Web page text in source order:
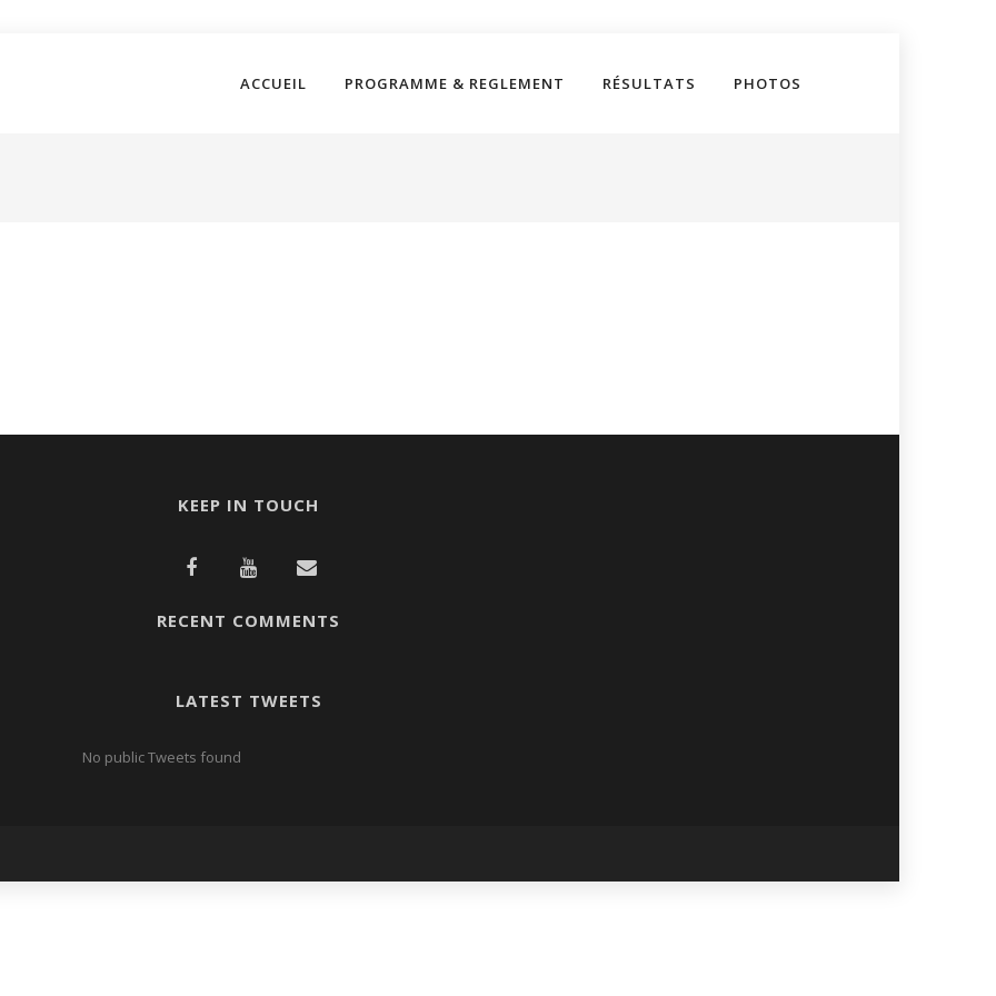
ACCUEIL PROGRAMME & REGLEMENT RÉSULTATS PHOTOS
KEEP IN TOUCH
RECENT COMMENTS
LATEST TWEETS
No public Tweets found